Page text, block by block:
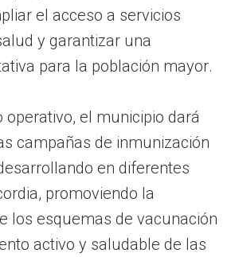
el acceso a servicios
y garantizar una
para la población mayor.
operativo, el municipio dará
campañas de inmunización
en diferentes
promoviendo la
los esquemas de vacunación
activo y saludable de las